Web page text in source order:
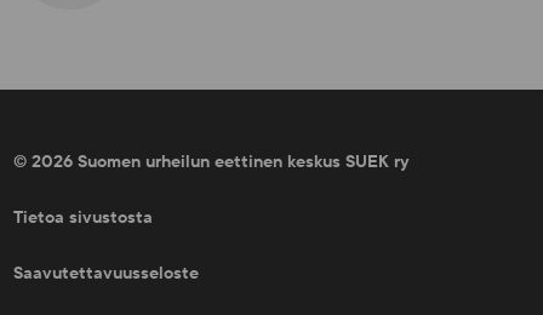
© 2026 Suomen urheilun eettinen keskus SUEK ry
Tietoa sivustosta
Saavutettavuusseloste